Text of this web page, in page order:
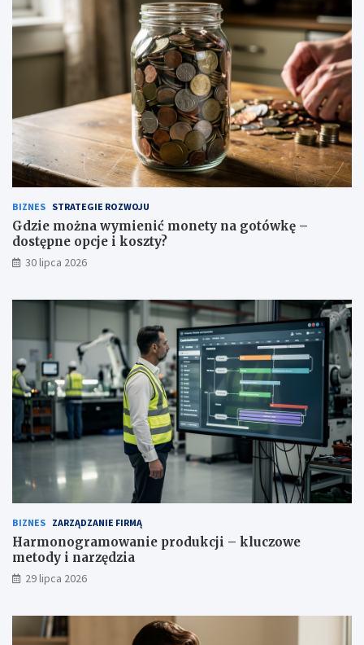
BIZNES STRATEGIE ROZWOJU
Gdzie można wymienić monety na gotówkę –
dostępne opcje i koszty?
30 lipca 2026
BIZNES ZARZĄDZANIE FIRMĄ
Harmonogramowanie produkcji – kluczowe
metody i narzędzia
29 lipca 2026